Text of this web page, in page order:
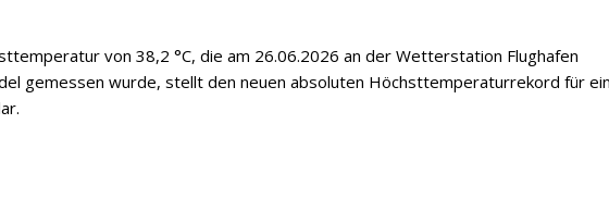
von 38,2 °C, die am 26.06.2026 an der Wetterstation Flughafen
gemessen wurde, stellt den neuen absoluten Höchsttemperaturrekord für